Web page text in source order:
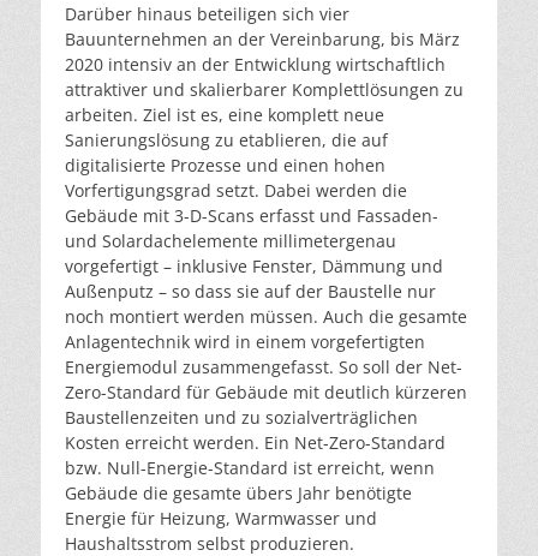
Darüber hinaus beteiligen sich vier
Bauunternehmen an der Vereinbarung, bis März
2020 intensiv an der Entwicklung wirtschaftlich
attraktiver und skalierbarer Komplettlösungen zu
arbeiten. Ziel ist es, eine komplett neue
Sanierungslösung zu etablieren, die auf
digitalisierte Prozesse und einen hohen
Vorfertigungsgrad setzt. Dabei werden die
Gebäude mit 3-D-Scans erfasst und Fassaden-
und Solardachelemente millimetergenau
vorgefertigt – inklusive Fenster, Dämmung und
Außenputz – so dass sie auf der Baustelle nur
noch montiert werden müssen. Auch die gesamte
Anlagentechnik wird in einem vorgefertigten
Energiemodul zusammengefasst. So soll der Net-
Zero-Standard für Gebäude mit deutlich kürzeren
Baustellenzeiten und zu sozialverträglichen
Kosten erreicht werden. Ein Net-Zero-Standard
bzw. Null-Energie-Standard ist erreicht, wenn
Gebäude die gesamte übers Jahr benötigte
Energie für Heizung, Warmwasser und
Haushaltsstrom selbst produzieren.